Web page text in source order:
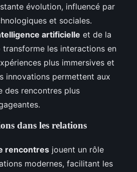
évolution, influencé par
et sociales.
artificielle et de la
transforme les interactions en
plus immersives et
innovations permettent aux
des rencontres plus
dans les relations
rencontres jouent un rôle
modernes, facilitant les